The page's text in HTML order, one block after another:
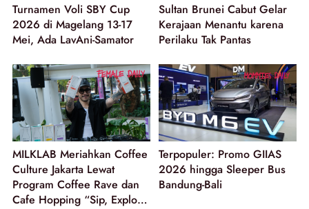
Turnamen Voli SBY Cup
2026 di Magelang 13-17
Mei, Ada LavAni-Samator
Sultan Brunei Cabut Gelar
Kerajaan Menantu karena
Perilaku Tak Pantas
MILKLAB Meriahkan Coffee
Culture Jakarta Lewat
Program Coffee Rave dan
Cafe Hopping “Sip, Explore
Terpopuler: Promo GIIAS
2026 hingga Sleeper Bus
Bandung-Bali